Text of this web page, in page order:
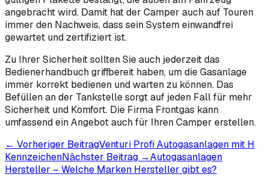
angebracht wird. Damit hat der Camper auch auf Touren
immer den Nachweis, dass sein System einwandfrei
gewartet und zertifiziert ist.
Zu Ihrer Sicherheit sollten Sie auch jederzeit das
Bedienerhandbuch griffbereit haben, um die Gasanlage
immer korrekt bedienen und warten zu können. Das
Befüllen an der Tankstelle sorgt auf jeden Fall für mehr
Sicherheit und Komfort. Die Firma Frontgas kann
umfassend ein Angebot auch für Ihren Camper erstellen.
← Vorheriger BeitragVenturi Profi Autogasanlagen mit H
KennzeichenNächster Beitrag →Autogasanlagen
Hersteller – Welche Marken Hersteller gibt es?